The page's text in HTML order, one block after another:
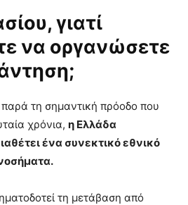
γιατί
να οργανώσετε
παρά τη σημαντική πρόοδο που
χρόνια, η Ελλάδα
ένα συνεκτικό εθνικό
τη μετάβαση από